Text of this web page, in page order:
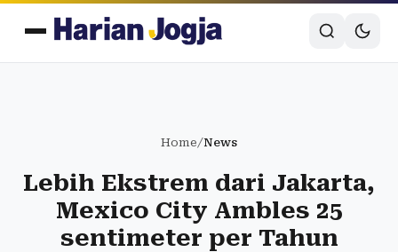
Home/News
Lebih Ekstrem dari Jakarta,
Mexico City Ambles 25
sentimeter per Tahun